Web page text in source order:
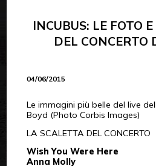
INCUBUS: LE FOTO
DEL CONCERTO
04/06/2015
Le immagini più belle del live
Boyd (Photo Corbis Images)
LA SCALETTA DEL CONCERTO
Wish You Were Here
Anna Molly